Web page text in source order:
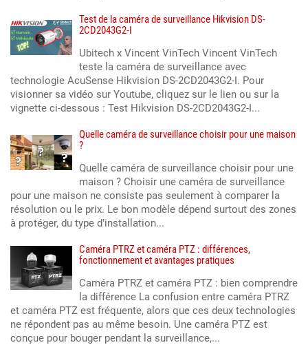
Test de la caméra de surveillance Hikvision DS-
2CD2043G2-I
Ubitech x Vincent VinTech Vincent VinTech
teste la caméra de surveillance avec
technologie AcuSense Hikvision DS-2CD2043G2-I. Pour
visionner sa vidéo sur Youtube, cliquez sur le lien ou sur la
vignette ci-dessous : Test Hikvision DS-2CD2043G2-I...
Quelle caméra de surveillance choisir pour une maison
?
Quelle caméra de surveillance choisir pour une
maison ? Choisir une caméra de surveillance
pour une maison ne consiste pas seulement à comparer la
résolution ou le prix. Le bon modèle dépend surtout des zones
à protéger, du type d’installation...
Caméra PTRZ et caméra PTZ : différences,
fonctionnement et avantages pratiques
Caméra PTRZ et caméra PTZ : bien comprendre
la différence La confusion entre caméra PTRZ
et caméra PTZ est fréquente, alors que ces deux technologies
ne répondent pas au même besoin. Une caméra PTZ est
conçue pour bouger pendant la surveillance,...